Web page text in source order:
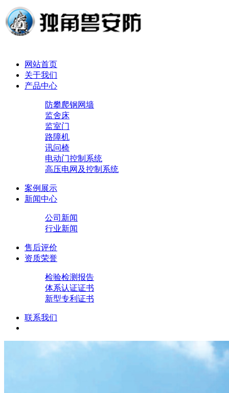
网站首页
关于我们
产品中心
防攀爬钢网墙
监舍床
监室门
路障机
讯问椅
电动门控制系统
高压电网及控制系统
案例展示
新闻中心
公司新闻
行业新闻
售后评价
资质荣誉
检验检测报告
体系认证证书
新型专利证书
联系我们